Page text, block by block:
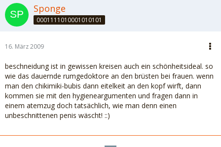
Sponge
0001111010001010101
16. März 2009
beschneidung ist in gewissen kreisen auch ein schönheitsideal. so
wie das dauernde rumgedoktore an den brüsten bei frauen. wenn
man den chikimiki-bubis dann eitelkeit an den kopf wirft, dann
kommen sie mit den hygieneargumenten und fragen dann in
einem atemzug doch tatsächlich, wie man denn einen
unbeschnittenen penis wäscht! ::)